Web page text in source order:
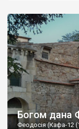
Богом дана
Феодосія (Кафа-12